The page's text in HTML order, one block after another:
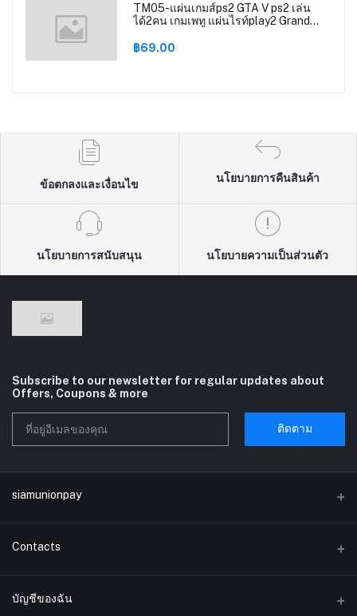
TM05-แผ่นเกมส์ps2 GTA V ps2 เล่น
ได้2คน เกมเพทู แผ่นไรท์play2 Grand
฿69.00
ข้อตกลงและเงื่อนไข
นโยบายการคืนสินค้า
นโยบายการสนับสนุน นโยบายความเป็นส่วนตัว
Subscribe to our newsletter for regular updates about
Offers, Coupons & more
ติดตาม
siamunionpay
Contacts
ที่อยู่
บัญชีของฉัน